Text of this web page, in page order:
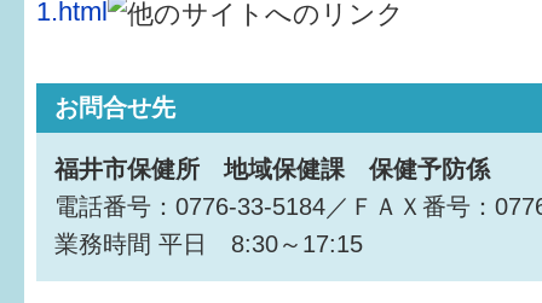
1.html
お問合せ先
福井市保健所 地域保健課 保健予防係
電話番号：0776-33-5184／ＦＡＸ番号：
業務時間 平日 8:30～17:15